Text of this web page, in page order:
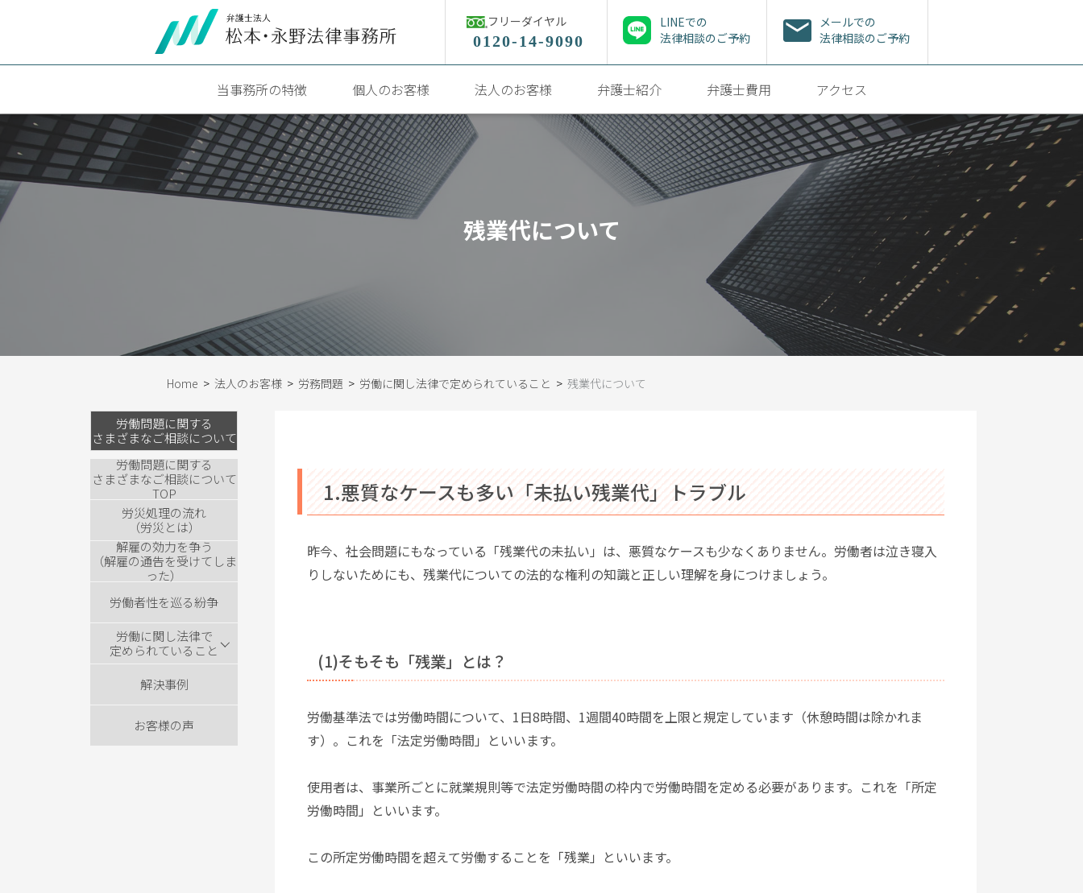
フリーダイヤル
0120-14-9090
LINEでの
法律相談のご予約
メールでの
法律相談のご予約
当事務所の特徴 個人のお客様 法人のお客様 弁護士紹介 弁護士費用 アクセス
残業代について
Home > 法人のお客様 > 労務問題 > 労働に関し法律で定められていること > 残業代について
労働問題に関する
さまざまなご相談について
労働問題に関する
さまざまなご相談について
TOP
労災処理の流れ
（労災とは）
解雇の効力を争う
（解雇の通告を受けてしま
った）
労働者性を巡る紛争
労働に関し法律で
定められていること
解決事例
お客様の声
1.悪質なケースも多い「未払い残業代」トラブル
昨今、社会問題にもなっている「残業代の未払い」は、悪質なケースも少なくありません。労働者は泣き寝入
りしないためにも、残業代についての法的な権利の知識と正しい理解を身につけましょう。
(1)そもそも「残業」とは？
労働基準法では労働時間について、1日8時間、1週間40時間を上限と規定しています（休憩時間は除かれま
す）。これを「法定労働時間」といいます。
使用者は、事業所ごとに就業規則等で法定労働時間の枠内で労働時間を定める必要があります。これを「所定
労働時間」といいます。
この所定労働時間を超えて労働することを「残業」といいます。